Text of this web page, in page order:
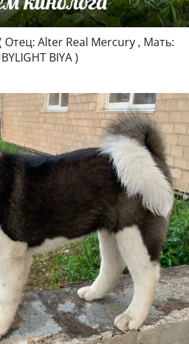
( Отец: Alter Real Mercury , Мать:
BIYA )